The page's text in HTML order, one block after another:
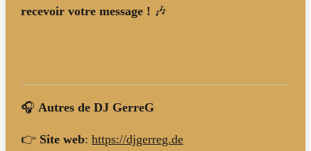
recevoir votre message ! 🎶
🎧 Autres de DJ GerreG
👉 Site web: https://djgerreg.de